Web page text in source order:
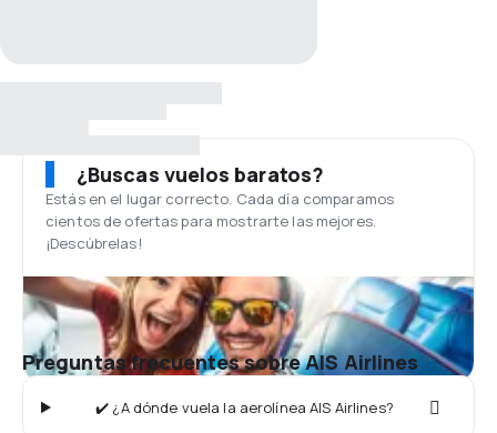
¿Buscas vuelos baratos?
Estás en el lugar correcto. Cada día comparamos
cientos de ofertas para mostrarte las mejores.
¡Descúbrelas!
Preguntas frecuentes sobre AIS Airlines
✔️ ¿A dónde vuela la aerolínea AIS Airlines?